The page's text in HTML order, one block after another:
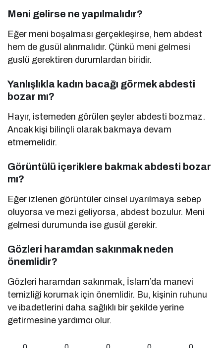
Meni gelirse ne yapılmalıdır?
Eğer meni boşalması gerçekleşirse, hem abdest
hem de gusül alınmalıdır. Çünkü meni gelmesi
guslü gerektiren durumlardan biridir.
Yanlışlıkla kadın bacağı görmek abdesti
bozar mı?
Hayır, istemeden görülen şeyler abdesti bozmaz.
Ancak kişi bilinçli olarak bakmaya devam
etmemelidir.
Görüntülü içeriklere bakmak abdesti bozar
mı?
Eğer izlenen görüntüler cinsel uyarılmaya sebep
oluyorsa ve mezi geliyorsa, abdest bozulur. Meni
gelmesi durumunda ise gusül gerekir.
Gözleri haramdan sakınmak neden
önemlidir?
Gözleri haramdan sakınmak, İslam’da manevi
temizliği korumak için önemlidir. Bu, kişinin ruhunu
ve ibadetlerini daha sağlıklı bir şekilde yerine
getirmesine yardımcı olur.